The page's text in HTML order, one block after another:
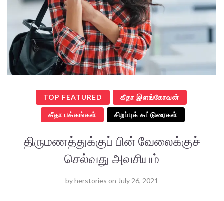
TOP FEATURED கீதா இளங்கோவன்
கீதா பக்கங்கள் சிறப்புக் கட்டுரைகள்
திருமணத்துக்குப் பின் வேலைக்குச்
செல்வது அவசியம்
byherstories on July 26, 2021